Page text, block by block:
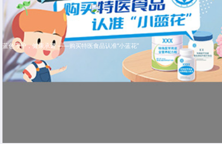
蓝色守护，健康承诺 ——购买特医食品认准“小蓝花”